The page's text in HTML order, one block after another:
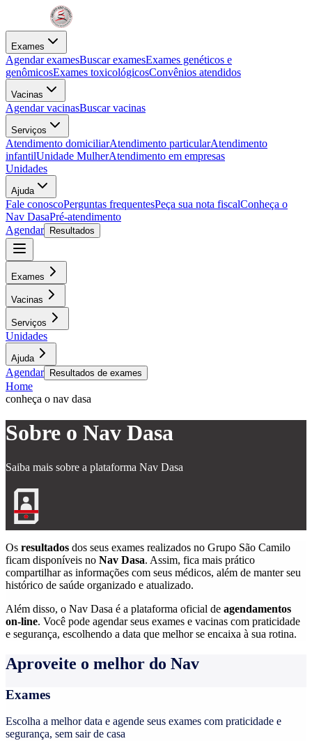
Exames
Agendar examesBuscar examesExames genéticos e
genômicosExames toxicológicosConvênios atendidos
Vacinas
Agendar vacinasBuscar vacinas
Serviços
Atendimento domiciliarAtendimento particularAtendimento
infantilUnidade MulherAtendimento em empresas
Unidades
Ajuda
Fale conoscoPerguntas frequentesPeça sua nota fiscalConheça o
Nav DasaPré-atendimento
Agendar
Resultados
Exames
Vacinas
Serviços
Unidades
Ajuda
Agendar Resultados de exames
Home
conheça o nav dasa
Sobre o Nav Dasa
Saiba mais sobre a plataforma Nav Dasa
Os resultados dos seus exames realizados no Grupo São Camilo
ficam disponíveis no Nav Dasa. Assim, fica mais prático
compartilhar as informações com seus médicos, além de manter seu
histórico de saúde organizado e atualizado.
Além disso, o Nav Dasa é a plataforma oficial de agendamentos
on-line. Você pode agendar seus exames e vacinas com praticidade
e segurança, escolhendo a data que melhor se encaixa à sua rotina.
Aproveite o melhor do Nav
Exames
Escolha a melhor data e agende seus exames com praticidade e
segurança, sem sair de casa